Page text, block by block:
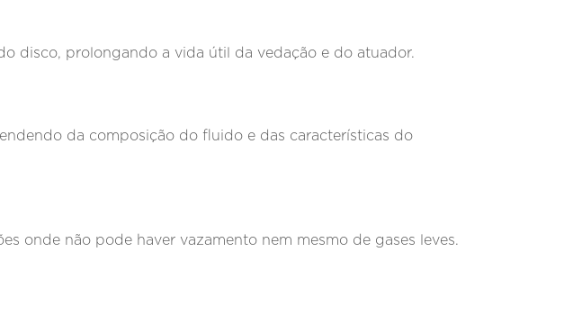
disco, prolongando a vida útil da vedação e do atuador.
da composição do fluido e das características do
onde não pode haver vazamento nem mesmo de gases leves.